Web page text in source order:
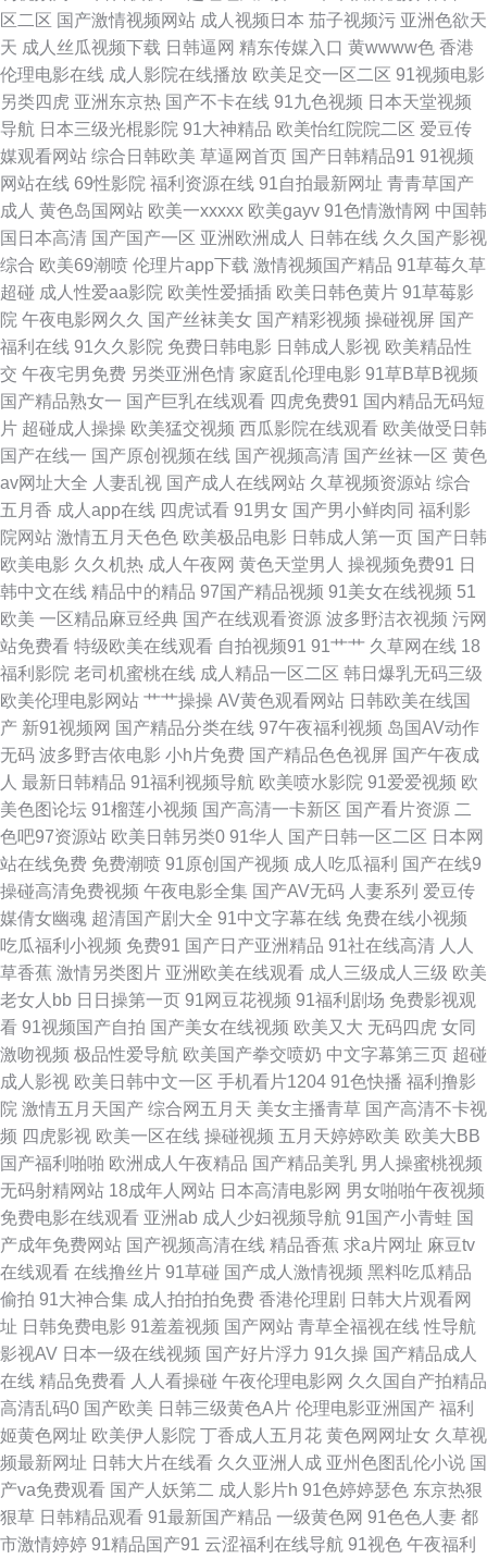
网 91青青草视频 www91日韩操 黑丝视频 欧美人妖性爱 午夜福利A片 91视
频在线导航 成人午夜国产精品免费 蜜桃视频免费看 探花免费观看 91色精品
网站 东京热人与兽一线天 萌白酱肏屄视频 丝袜熟女伪娘 91黄色小片 av导航
网在线 国精产品自偷自偷综合 欧美性爱专区 在线不卡a 97资源共享总站人
人 国产精品久久一级 女同网站 亚洲图区狼人 91三级视频 福利姬网站AV 国
产精品不卡视频 91成人片免费视频 大香蕉伊在线观看 欧美日韩免费观看网
址 亚洲AZ网 AV大香蕉 精品国产欧美婷婷 日韩成人黄色网址 黄网9 成人亚洲
天堂欧美亚 微拍福利99 91国产精品乱码久久 1024精品国产 丁香AV偷拍伦
理电影 色哟哟欧美专区 91豆花社区在线观看 a黄色视频 国产区一区二 五月
花av在 91精品观看视频 无码官网日本三区 91经典三级 国产二区精品视频
欧美日韩美女在线 影音先锋国产AⅤ 91探花视频网址 精品成人中出国产 日韩
最新黄色网址 91国产福利小视频 99在线国内视频 爱艹伊人久久色 人妻亚洲
一区二区三区 91大神在线看 国精自拍 色妞干网免费视频网站 夜夜骑换妻 国
产精品久久禁 欧美性爱日韩精品 91九色绿帽夫妻 豆花视频在线 日韩肏肏 有
码se 97资源共享 九月丁香七月婷婷 wwwsese天堂 91综合入口 AV亚洲超碰
尤物强操 91精液国产视频 91看片淫黄大片91 91深夜福利在线导航 91综合
资源 91亚洲传媒51 91色女导航 91色搞 91网站永久免费 豆奶视频导航 黄色
网页版 国产人妖一区二区视频 狠狠久久综合 精东自拍 国产白拍不卡c 国产
av大香蕉 国产成人国产精品 国产美女A区小视频 欧美性交观 色逼成人导航
日韩无码不卡 婷婷国产成精品 91康先生在线播放 91九色性爱 91黄视屏 91
白丝操 91视频干逼 五月婷婷深爱激情网 91成人在线免费视频 91九色海角社
区 91老司机视频影院 91超碰人人狠狠操 91尤物18 豆花av的网址 欧美日韩
国产成人 日韩欧美做爱 人妻的诱惑ok天堂 欧美日韩成人 久久香网址 国产精
品人妻在线 精品国产综合夜夜海 色悠悠桃花综合 精品国产一级久久 91极品
反差九色 国产在线精品自拍 婷婷五月天自拍 91视频观看吴梦梦 国产日韩综
合 日韩精品黄色 91激情午夜电影 成人看片a口 天堂AV淫导航 91亚洲国产
老女人丝袜诱惑 亚州九十一区 91丝袜在线播放竹菊 成人无码久久蜜桃网站
91无码中出 精品亚洲日韩国产欧美 91传媒视频免费在线观看 国产拍自品精
区二区 国产激情视频网站 成人视频日本 茄子视频污 亚洲色欲天
天 成人丝瓜视频下载 日韩逼网 精东传媒入口 黄wwww色 香港
伦理电影在线 成人影院在线播放 欧美足交一区二区 91视频电影
另类四虎 亚洲东京热 国产不卡在线 91九色视频 日本天堂视频
导航 日本三级光棍影院 91大神精品 欧美怡红院院二区 爱豆传
媒观看网站 综合日韩欧美 草逼网首页 国产日韩精品91 91视频
网站在线 69性影院 福利资源在线 91自拍最新网址 青青草国产
成人 黄色岛国网站 欧美一xxxxx 欧美gayv 91色情激情网 中国韩
国日本高清 国产国产一区 亚洲欧洲成人 日韩在线 久久国产影视
综合 欧美69潮喷 伦理片app下载 激情视频国产精品 91草莓久草
超碰 成人性爱aa影院 欧美性爱插插 欧美日韩色黄片 91草莓影
院 午夜电影网久久 国产丝袜美女 国产精彩视频 操碰视屏 国产
福利在线 91久久影院 免费日韩电影 日韩成人影视 欧美精品性
交 午夜宅男免费 另类亚洲色情 家庭乱伦理电影 91草B草B视频
国产精品熟女一 国产巨乳在线观看 四虎免费91 国内精品无码短
片 超碰成人操操 欧美猛交视频 西瓜影院在线观看 欧美做受日韩
国产在线一 国产原创视频在线 国产视频高清 国产丝袜一区 黄色
av网址大全 人妻乱视 国产成人在线网站 久草视频资源站 综合
五月香 成人app在线 四虎试看 91男女 国产男小鲜肉同 福利影
院网站 激情五月天色色 欧美极品电影 日韩成人第一页 国产日韩
欧美电影 久久机热 成人午夜网 黄色天堂男人 操视频免费91 日
韩中文在线 精品中的精品 97国产精品视频 91美女在线视频 51
欧美 一区精品麻豆经典 国产在线观看资源 波多野洁衣视频 污网
站免费看 特级欧美在线观看 自拍视频91 91艹艹 久草网在线 18
福利影院 老司机蜜桃在线 成人精品一区二区 韩日爆乳无码三级
欧美伦理电影网站 艹艹操操 AV黄色观看网站 日韩欧美在线国
产 新91视频网 国产精品分类在线 97午夜福利视频 岛国AV动作
无码 波多野吉依电影 小h片免费 国产精品色色视屏 国产午夜成
人 最新日韩精品 91福利视频导航 欧美喷水影院 91爱爱视频 欧
美色图论坛 91榴莲小视频 国产高清一卡新区 国产看片资源 二
色吧97资源站 欧美日韩另类0 91华人 国产日韩一区二区 日本网
站在线免费 免费潮喷 91原创国产视频 成人吃瓜福利 国产在线9
操碰高清免费视频 午夜电影全集 国产AV无码 人妻系列 爱豆传
媒倩女幽魂 超清国产剧大全 91中文字幕在线 免费在线小视频
吃瓜福利小视频 免费91 国产日产亚洲精品 91社在线高清 人人
草香蕉 激情另类图片 亚洲欧美在线观看 成人三级成人三级 欧美
老女人bb 日日操第一页 91网豆花视频 91福利剧场 免费影视观
看 91视频国产自拍 国产美女在线视频 欧美又大 无码四虎 女同
激吻视频 极品性爱导航 欧美国产拳交喷奶 中文字幕第三页 超碰
成人影视 欧美日韩中文一区 手机看片1204 91色快播 福利撸影
院 激情五月天国产 综合网五月天 美女主播青草 国产高清不卡视
频 四虎影视 欧美一区在线 操碰视频 五月天婷婷欧美 欧美大BB
国产福利啪啪 欧洲成人午夜精品 国产精品美乳 男人操蜜桃视频
无码射精网站 18成年人网站 日本高清电影网 男女啪啪午夜视频
免费电影在线观看 亚洲ab 成人少妇视频导航 91国产小青蛙 国
产成年免费网站 国产视频高清在线 精品香蕉 求a片网址 麻豆tv
在线观看 在线撸丝片 91草碰 国产成人激情视频 黑料吃瓜精品
偷拍 91大神合集 成人拍拍拍免费 香港伦理剧 日韩大片观看网
址 日韩免费电影 91羞羞视频 国产网站 青草全福视在线 性导航
影视AV 日本一级在线视频 国产好片浮力 91久操 国产精品成人
在线 精品免费看 人人看操碰 午夜伦理电影网 久久国自产拍精品
高清乱码0 国产欧美 日韩三级黄色A片 伦理电影亚洲国产 福利
姬黄色网址 欧美伊人影院 丁香成人五月花 黄色网网址女 久草视
频最新网址 日韩大片在线看 久久亚洲人成 亚州色图乱伦小说 国
产va免费观看 国产人妖第二 成人影片h 91色婷婷瑟色 东京热狠
狠草 日韩精品观看 91最新国产精品 一级黄色网 91色色人妻 都
市激情婷婷 91精品国产91 云涩福利在线导航 91视色 午夜福利